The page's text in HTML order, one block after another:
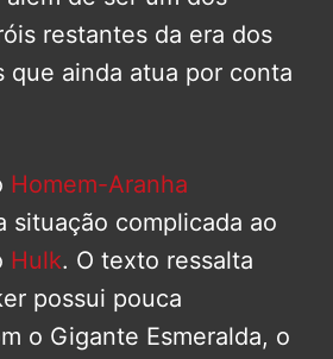
restantes da era dos
que ainda atua por conta
Homem-Aranha
situação complicada ao
Hulk. O texto ressalta
possui pouca
o Gigante Esmeralda, o